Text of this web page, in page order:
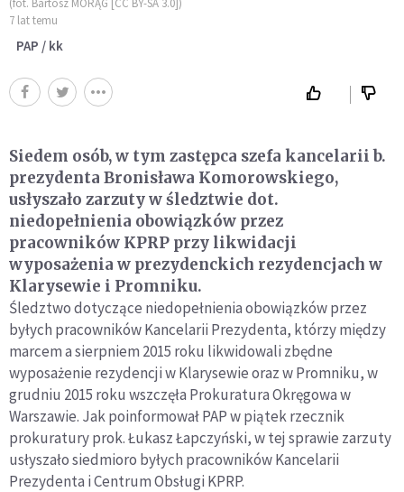
7 lat temu
PAP / kk
Siedem osób, w tym zastępca szefa kancelarii b.
prezydenta Bronisława Komorowskiego,
usłyszało zarzuty w śledztwie dot.
niedopełnienia obowiązków przez
pracowników KPRP przy likwidacji
wyposażenia w prezydenckich rezydencjach w
Klarysewie i Promniku.
Śledztwo dotyczące niedopełnienia obowiązków przez
byłych pracowników Kancelarii Prezydenta, którzy między
marcem a sierpniem 2015 roku likwidowali zbędne
wyposażenie rezydencji w Klarysewie oraz w Promniku, w
grudniu 2015 roku wszczęła Prokuratura Okręgowa w
Warszawie. Jak poinformował PAP w piątek rzecznik
prokuratury prok. Łukasz Łapczyński, w tej sprawie zarzuty
usłyszało siedmioro byłych pracowników Kancelarii
Prezydenta i Centrum Obsługi KPRP.